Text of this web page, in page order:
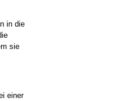
in die
sie
einer